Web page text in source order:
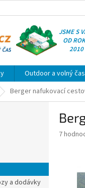
JSME S
OD
2010
Outdoor a volný čas
Berger nafukovací
a dodávky
7